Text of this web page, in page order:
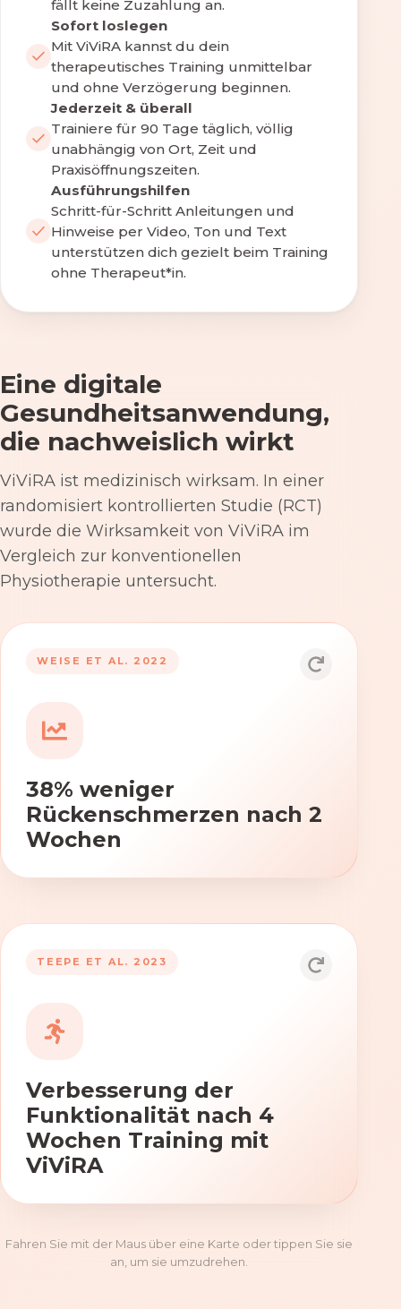
fällt keine Zuzahlung an.
Sofort loslegen
Mit ViViRA kannst du dein
therapeutisches Training unmittelbar
und ohne Verzögerung beginnen.
Jederzeit & überall
Trainiere für 90 Tage täglich, völlig
unabhängig von Ort, Zeit und
Praxisöffnungszeiten.
Ausführungshilfen
Schritt-für-Schritt Anleitungen und
Hinweise per Video, Ton und Text
unterstützen dich gezielt beim Training
ohne Therapeut*in.
Eine digitale
Gesundheitsanwendung,
die nachweislich wirkt
ViViRA ist medizinisch wirksam. In einer
randomisiert kontrollierten Studie (RCT)
wurde die Wirksamkeit von ViViRA im
Vergleich zur konventionellen
Physiotherapie untersucht.
WEISE ET AL. 2022
38% weniger
Rückenschmerzen nach 2
Wochen
53% nach 12 Wochen
TEEPE ET AL. 2023
Verbesserung der
Funktionalität nach 4
Wochen Training mit
ViViRA
Durch die Anwendung von ViViRA
Beweglichkeit und Koordination nach
Fahren Sie mit der Maus über eine Karte oder tippen Sie sie
an, um sie umzudrehen.